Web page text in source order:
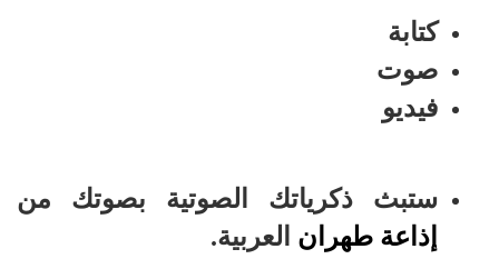
كتابة
صوت
فيديو
ستبث ذكرياتك الصوتية بصوتك من
إذاعة طهران العربية.